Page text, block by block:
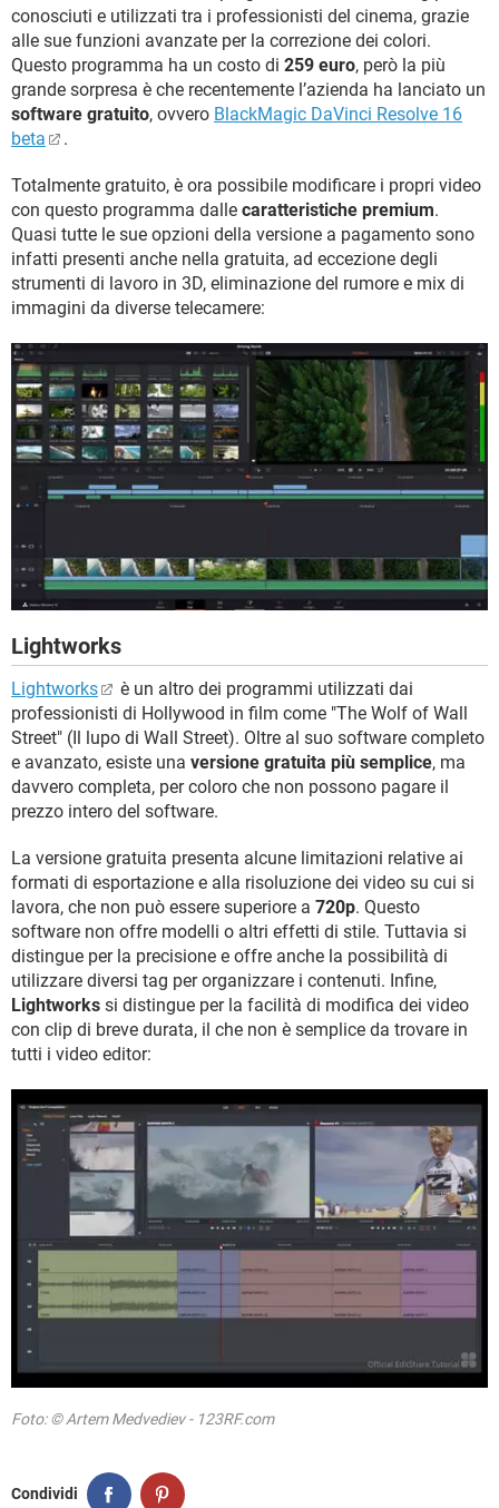
conosciuti e utilizzati tra i professionisti del cinema, grazie
alle sue funzioni avanzate per la correzione dei colori.
Questo programma ha un costo di 259 euro, però la più
grande sorpresa è che recentemente l’azienda ha lanciato un
software gratuito, ovvero BlackMagic DaVinci Resolve 16
beta
.
Totalmente gratuito, è ora possibile modificare i propri video
con questo programma dalle caratteristiche premium.
Quasi tutte le sue opzioni della versione a pagamento sono
infatti presenti anche nella gratuita, ad eccezione degli
strumenti di lavoro in 3D, eliminazione del rumore e mix di
immagini da diverse telecamere:
Lightworks
Lightworks
è un altro dei programmi utilizzati dai
professionisti di Hollywood in film come "The Wolf of Wall
Street" (Il lupo di Wall Street). Oltre al suo software completo
e avanzato, esiste una versione gratuita più semplice, ma
davvero completa, per coloro che non possono pagare il
prezzo intero del software.
La versione gratuita presenta alcune limitazioni relative ai
formati di esportazione e alla risoluzione dei video su cui si
lavora, che non può essere superiore a 720p. Questo
software non offre modelli o altri effetti di stile. Tuttavia si
distingue per la precisione e offre anche la possibilità di
utilizzare diversi tag per organizzare i contenuti. Infine,
Lightworks si distingue per la facilità di modifica dei video
con clip di breve durata, il che non è semplice da trovare in
tutti i video editor:
Foto: © Artem Medvediev - 123RF.com
Condividi